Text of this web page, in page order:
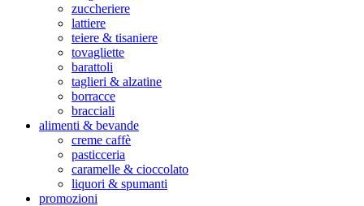
zuccheriere
lattiere
teiere & tisaniere
tovagliette
barattoli
taglieri & alzatine
borracce
bracciali
alimenti & bevande
creme caffè
pasticceria
caramelle & cioccolato
liquori & spumanti
promozioni